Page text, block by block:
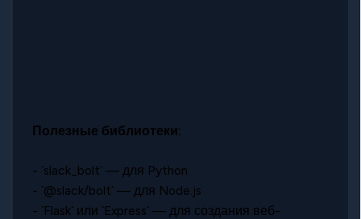
Полезные библиотеки:
- `slack_bolt` — для Python
- `@slack/bolt` — для Node.js
- `Flask` или `Express` — для создания веб-